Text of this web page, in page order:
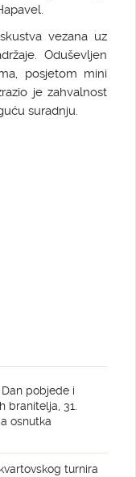
vezana uz
Oduševljen
posjetom mini
je zahvalnost
suradnju.
pobjede i
branitelja, 31.
osnutka
turnira